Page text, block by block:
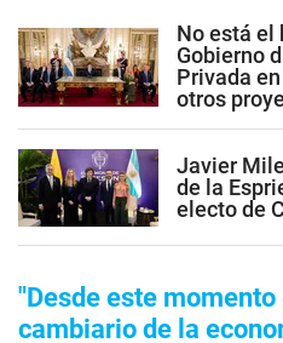
No está el
Gobierno
Privada
otros
Javier
de la
electo de
"Desde este
cambiario de la